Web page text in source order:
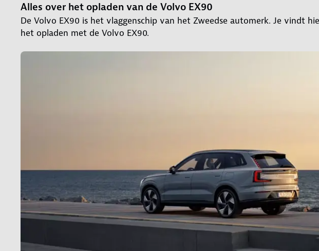
Alles over het opladen van de Volvo EX90
De Volvo EX90 is het vlaggenschip van het Zweedse automerk. Je vindt
het opladen met de Volvo EX90.